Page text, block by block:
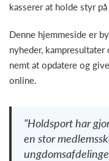
kasserer at holde styr
Denne hjemmeside er
nyheder,
nemt at opdatere og
online.
"Holdsport har
en stor